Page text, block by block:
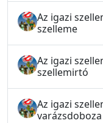
Az igazi
szelleme
Az igazi
szellemirtó
Az igazi
varázsdoboza